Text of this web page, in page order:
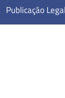
Publicação Legal